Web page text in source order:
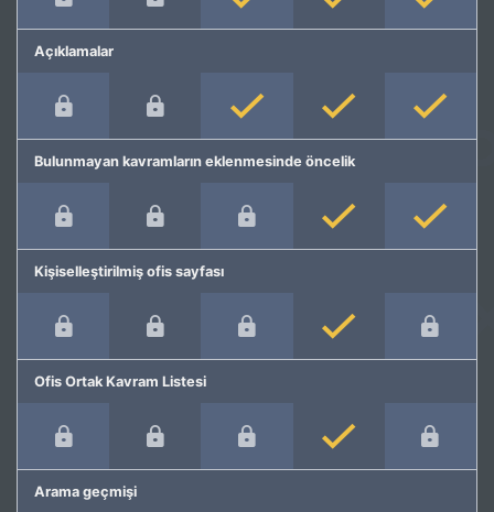
Açıklamalar
Bulunmayan kavramların eklenmesinde öncelik
Kişiselleştirilmiş ofis sayfası
Ofis Ortak Kavram Listesi
Arama geçmişi